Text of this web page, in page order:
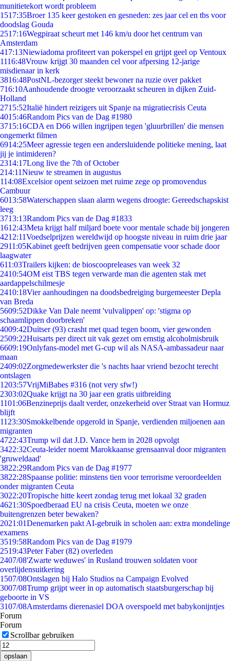
munitietekort wordt probleem
1517:35Broer 135 keer gestoken en gesneden: zes jaar cel en tbs voor
doodslag Gouda
2517:16Wegpiraat scheurt met 146 km/u door het centrum van
Amsterdam
417:13Niewiadoma profiteert van pokerspel en grijpt geel op Ventoux
1116:48Vrouw krijgt 30 maanden cel voor afpersing 12-jarige
misdienaar in kerk
3816:48PostNL-bezorger steekt bewoner na ruzie over pakket
716:10Aanhoudende droogte veroorzaakt scheuren in dijken Zuid-
Holland
2715:52Italië hindert reizigers uit Spanje na migratiecrisis Ceuta
4015:46Random Pics van de Dag #1980
3715:16CDA en D66 willen ingrijpen tegen 'gluurbrillen' die mensen
ongemerkt filmen
6914:25Meer agressie tegen een andersluidende politieke mening, laat
jij je intimideren?
2314:17Long live the 7th of October
214:11Nieuw te streamen in augustus
114:08Excelsior opent seizoen met ruime zege op promovendus
Cambuur
6013:58Waterschappen slaan alarm wegens droogte: Gereedschapskist
leeg
3713:13Random Pics van de Dag #1833
1612:43Meta krijgt half miljard boete voor mentale schade bij jongeren
4212:11Voedselprijzen wereldwijd op hoogste niveau in ruim drie jaar
2911:05Kabinet geeft bedrijven geen compensatie voor schade door
laagwater
611:03Trailers kijken: de bioscoopreleases van week 32
2410:54OM eist TBS tegen verwarde man die agenten stak met
aardappelschilmesje
2410:18Vier aanhoudingen na doodsbedreiging burgemeester Depla
van Breda
5609:52Dikke Van Dale neemt 'vulvalippen' op: 'stigma op
schaamlippen doorbreken'
4009:42Duitser (93) crasht met quad tegen boom, vier gewonden
2509:22Huisarts per direct uit vak gezet om ernstig alcoholmisbruik
6609:19Onlyfans-model met G-cup wil als NASA-ambassadeur naar
maan
2409:02Zorgmedewerkster die 's nachts haar vriend bezocht terecht
ontslagen
1203:57VrijMiBabes #316 (not very sfw!)
2303:02Quake krijgt na 30 jaar een gratis uitbreiding
1101:06Benzineprijs daalt verder, onzekerheid over Straat van Hormuz
blijft
11 23:30Smokkelbende opgerold in Spanje, verdienden miljoenen aan
migranten
4722:43Trump wil dat J.D. Vance hem in 2028 opvolgt
3422:32Ceuta-leider noemt Marokkaanse grensaanval door migranten
'gruweldaad'
3822:29Random Pics van de Dag #1977
3822:28Spaanse politie: minstens tien voor terrorisme veroordeelden
onder migranten Ceuta
3022:20Tropische hitte keert zondag terug met lokaal 32 graden
4621:30Spoedberaad EU na crisis Ceuta, moeten we onze
buitengrenzen beter bewaken?
2021:01Denemarken pakt AI-gebruik in scholen aan: extra mondelinge
examens
3519:58Random Pics van de Dag #1979
2519:43Peter Faber (82) overleden
2407/08'Zwarte weduwes' in Rusland trouwen soldaten voor
overlijdensuitkering
1507/08Ontslagen bij Halo Studios na Campaign Evolved
3007/08Trump grijpt weer in op automatisch staatsburgerschap bij
geboorte in VS
3107/08Amsterdams dierenasiel DOA overspoeld met babykonijntjes
Forum
Forum
Scrollbar gebruiken
opslaan